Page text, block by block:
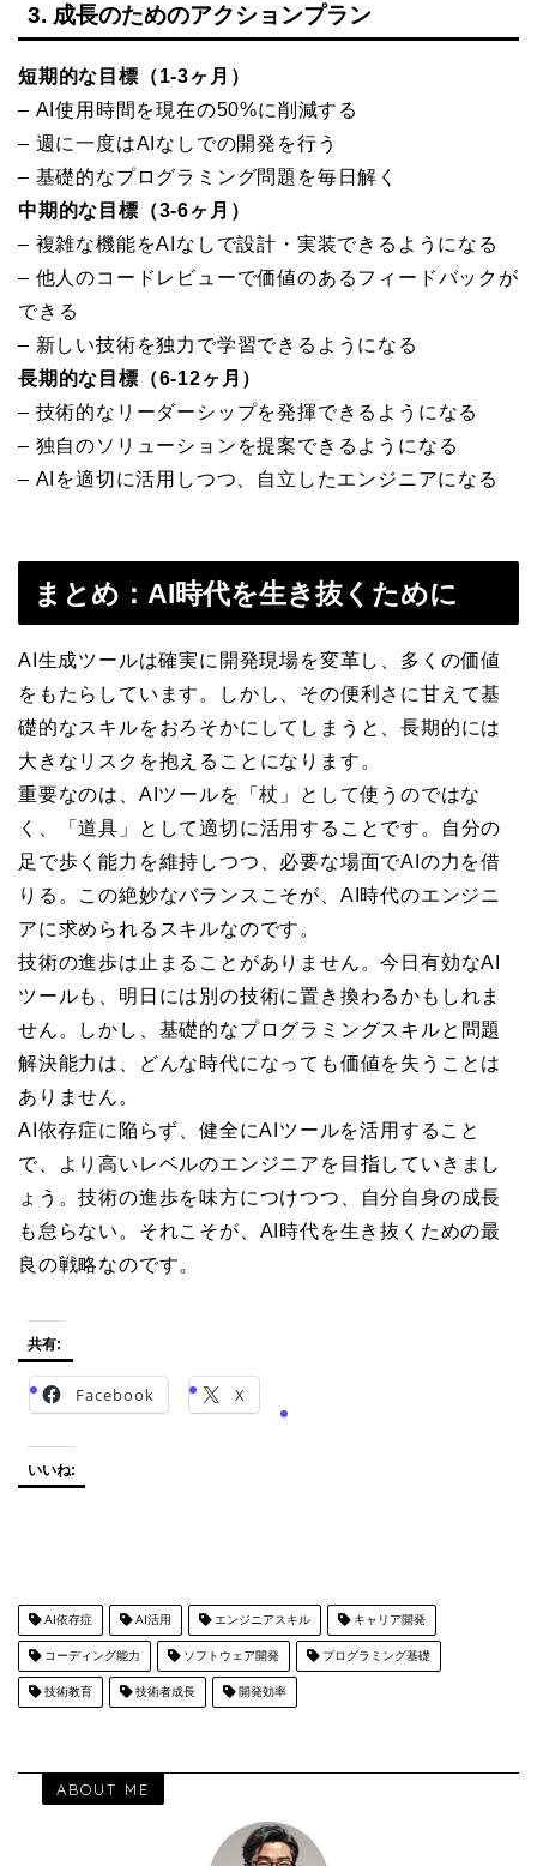
3. 成長のためのアクションプラン
短期的な目標（1-3ヶ月）
– AI使用時間を現在の50%に削減する
– 週に一度はAIなしでの開発を行う
– 基礎的なプログラミング問題を毎日解く
中期的な目標（3-6ヶ月）
– 複雑な機能をAIなしで設計・実装できるようになる
– 他人のコードレビューで価値のあるフィードバックが
できる
– 新しい技術を独力で学習できるようになる
長期的な目標（6-12ヶ月）
– 技術的なリーダーシップを発揮できるようになる
– 独自のソリューションを提案できるようになる
– AIを適切に活用しつつ、自立したエンジニアになる
まとめ：AI時代を生き抜くために
AI生成ツールは確実に開発現場を変革し、多くの価値
をもたらしています。しかし、その便利さに甘えて基
礎的なスキルをおろそかにしてしまうと、長期的には
大きなリスクを抱えることになります。
重要なのは、AIツールを「杖」として使うのではな
く、「道具」として適切に活用することです。自分の
足で歩く能力を維持しつつ、必要な場面でAIの力を借
りる。この絶妙なバランスこそが、AI時代のエンジニ
アに求められるスキルなのです。
技術の進歩は止まることがありません。今日有効なAI
ツールも、明日には別の技術に置き換わるかもしれま
せん。しかし、基礎的なプログラミングスキルと問題
解決能力は、どんな時代になっても価値を失うことは
ありません。
AI依存症に陥らず、健全にAIツールを活用すること
で、より高いレベルのエンジニアを目指していきまし
ょう。技術の進歩を味方につけつつ、自分自身の成長
も怠らない。それこそが、AI時代を生き抜くための最
良の戦略なのです。
共有:
Facebook X
いいね:
AI依存症 AI活用 エンジニアスキル キャリア開発
コーディング能力 ソフトウェア開発 プログラミング基礎
技術教育 技術者成長 開発効率
ABOUT ME